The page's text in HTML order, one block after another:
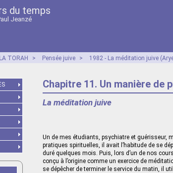
du temps
Jeanzé
LA TORAH > Pensée juive > 1982 - La méditation juive
Chapitre 11. Un manière de
La méditation juive
Un de mes étudiants, psychiatre et guérisseur,
pratiques spirituelles, il avait l’habitude de se
duré quelques mois. Puis, lors d’un de nos
conçu à l’origine comme un exercice de
se dépêcher de terminer le service du matin, il